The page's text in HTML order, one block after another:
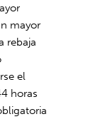
mayor
rebaja
el
horas